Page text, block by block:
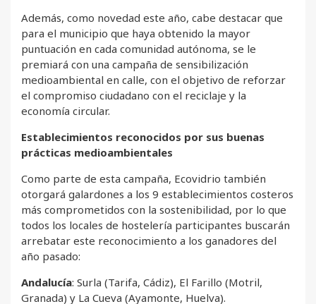
Además, como novedad este año, cabe destacar que
para el municipio que haya obtenido la mayor
puntuación en cada comunidad autónoma, se le
premiará con una campaña de sensibilización
medioambiental en calle, con el objetivo de reforzar
el compromiso ciudadano con el reciclaje y la
economía circular.
Establecimientos reconocidos por sus buenas
prácticas medioambientales
Como parte de esta campaña, Ecovidrio también
otorgará galardones a los 9 establecimientos costeros
más comprometidos con la sostenibilidad, por lo que
todos los locales de hostelería participantes buscarán
arrebatar este reconocimiento a los ganadores del
año pasado:
Andalucía: Surla (Tarifa, Cádiz), El Farillo (Motril,
Granada) y La Cueva (Ayamonte, Huelva).